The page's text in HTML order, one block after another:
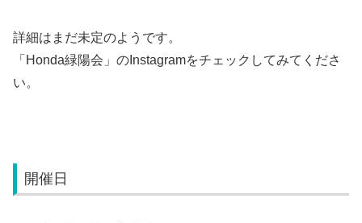
詳細はまだ未定のようです。
「Honda緑陽会」のInstagramをチェックしてみてくださ
い。
開催日